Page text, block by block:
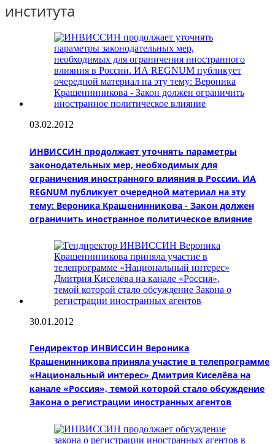
института
03.02.2012
ИНВИССИН продолжает уточнять параметры
законодательных мер, необходимых для
ограничения иностранного влияния в России. ИА
REGNUM публикует очередной материал на эту
тему: Вероника Крашенинникова - Закон должен
ограничить иностранное политическое влияние
30.01.2012
Гендиректор ИНВИССИН Вероника
Крашенинникова приняла участие в телепрограмме
«Национальный интерес» Дмитрия Киселёва на
канале «Россия», темой которой стало обсуждение
Закона о регистрации иностранных агентов